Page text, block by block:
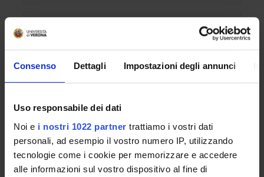
Consenso Dettagli Impostazioni degli annunci
Uso responsabile dei dati
Noi e i nostri 1022 partner trattiamo i vostri dati
personali, ad esempio il vostro numero IP, utilizzando
tecnologie come i cookie per memorizzare e accedere
alle informazioni sul vostro dispositivo al fine di
Master's degree in Nursing and
Midwifery Sciences
ADMISSION TEST, LIMITED-ENTRY DEGREE
2 YEARS
ITALIAN
PA 110 E LODE
VERONA BOLZANO
Master's degree in Rehabilitation
Science in Healthcare Professions